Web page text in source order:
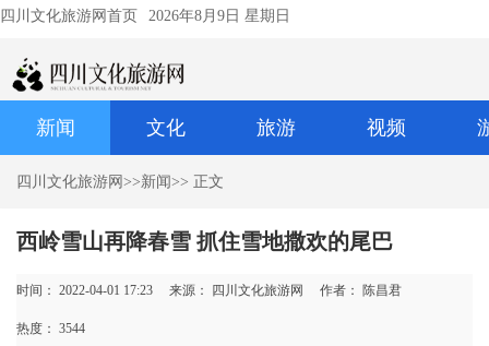
四川文化旅游网首页 2026年8月9日 星期日
新闻 文化 旅游 视频
四川文化旅游网 >>新闻>> 正文
西岭雪山再降春雪 抓住雪地撒欢的尾巴
时间： 2022-04-01 17:23 来源： 四川文化旅游网 作者： 陈昌君
热度： 3544